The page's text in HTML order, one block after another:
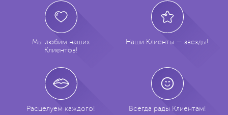
Мы любим наших
Клиентов!
Наши Клиенты — звезды!
Расцелуем каждого! Всегда рады Клиентам!